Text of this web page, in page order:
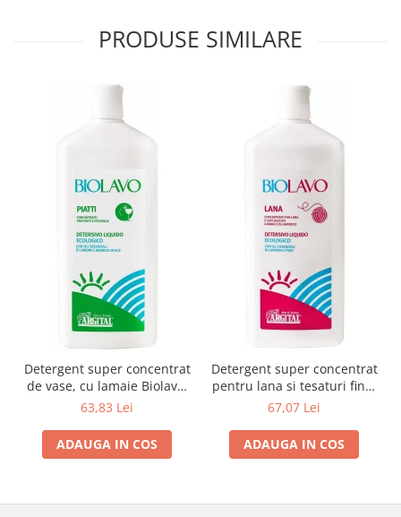
PRODUSE SIMILARE
Detergent super concentrat
de vase, cu lamaie Biolavo,
1000ml Argital
63,83 Lei
ADAUGA IN COS
Detergent super concentrat
pentru lana si tesaturi fine,
1000ml Argital
67,07 Lei
ADAUGA IN COS